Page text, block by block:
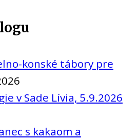
konské tábory pre
v Sade Lívia, 5.9.2026
s kakaom a